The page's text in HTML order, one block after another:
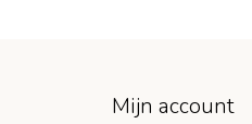
Mijn account